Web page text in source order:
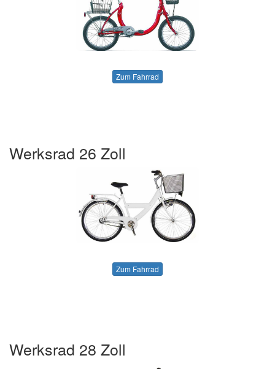
Zum Fahrrad
Werksrad 26 Zoll
Zum Fahrrad
Werksrad 28 Zoll